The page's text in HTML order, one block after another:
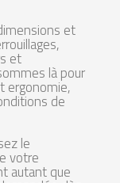
et
et
là pour
ergonomie,
de
le
votre
autant que